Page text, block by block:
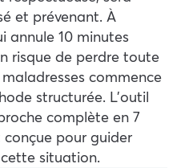
et prévenant. À
annule 10 minutes
risque de perdre toute
commence
structurée. L’outil
complète en 7
pour guider
situation.